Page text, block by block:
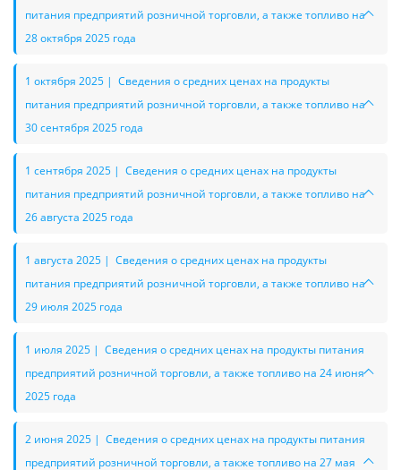
питания предприятий розничной торговли, а также топливо на
28 октября 2025 года
1 октября 2025 | Сведения о средних ценах на продукты
питания предприятий розничной торговли, а также топливо на
30 сентября 2025 года
1 сентября 2025 | Сведения о средних ценах на продукты
питания предприятий розничной торговли, а также топливо на
26 августа 2025 года
1 августа 2025 | Сведения о средних ценах на продукты
питания предприятий розничной торговли, а также топливо на
29 июля 2025 года
1 июля 2025 | Сведения о средних ценах на продукты питания
предприятий розничной торговли, а также топливо на 24 июня
2025 года
2 июня 2025 | Сведения о средних ценах на продукты питания
предприятий розничной торговли, а также топливо на 27 мая